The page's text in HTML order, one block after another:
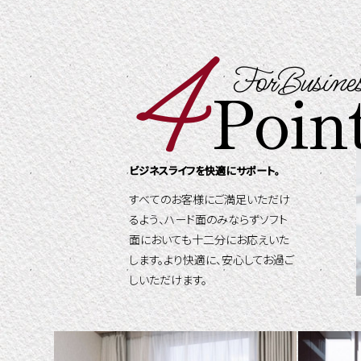
4
ビジネスライフを快適にサポート。
すべてのお客様にご満足いただけ
るよう、ハード面のみならずソフト
面においても十二分にお応えいた
します。より快適に、安心してお過ご
しいただけます。